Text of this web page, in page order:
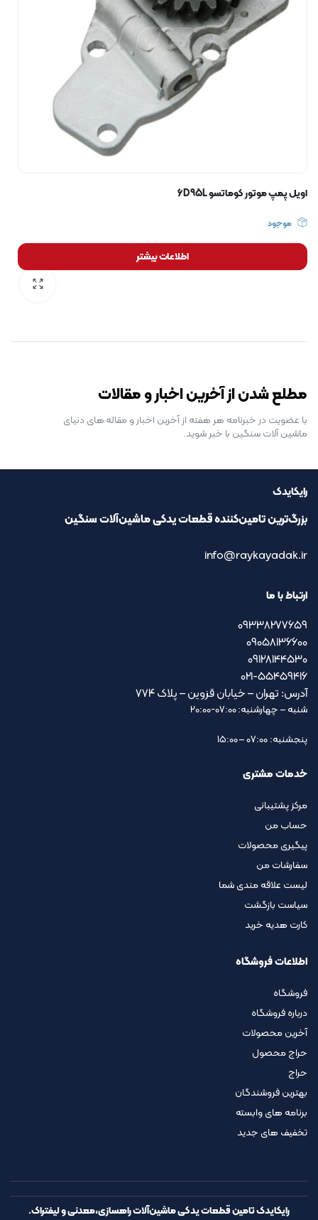
اویل پمپ موتور کوماتسو 6D95L
موجود
اطلاعات بیشتر
مطلع شدن از آخرین اخبار و مقالات
با عضویت در خبرنامه هر هفته از آخرین اخبار و مقاله های دنیای
ماشین آلات سنگین با خبر شوید.
رایکایدک
بزرگ‌ترین تامین‌کننده قطعات یدکی ماشین‌آلات سنگین
info@raykayadak.ir
ارتباط با ما
09338277659
09058136600
09128144530
021-55459416
آدرس: تهران – خیابان قزوین – پلاک ۷۷۴
شنبه – چهارشنبه: 07:00-20:00
پنجشنبه: 07:00 – 15:00
خدمات مشتری
مرکز پشتیبانی
حساب من
پیگیری محصولات
سفارشات من
لیست علاقه مندی شما
سیاست بازگشت
کارت هدیه خرید
اطلاعات فروشگاه
فروشگاه
درباره فروشگاه
آخرین محصولات
حراج محصول
حراج
بهترین فروشندگان
برنامه های وابسته
تخفیف های جدید
رایکایدک تامین قطعات یدکی ماشین‌آلات راهسازی،معدنی و لیفتراک.